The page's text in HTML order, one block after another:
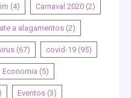
(4) Carnaval 2020 (2)
a alagamentos (2)
(67) covid-19 (95)
Economia (5)
Eventos (3)